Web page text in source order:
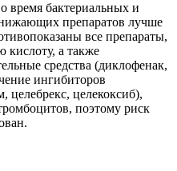
бактериальных и
препаратов лучше
все препараты,
кислоту, а также
средства (диклофенак,
ингибиторов
целебрекс, целекоксиб),
поэтому риск